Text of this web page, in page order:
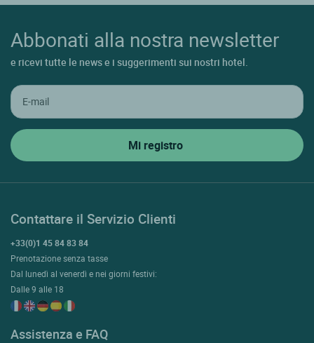
Abbonati alla nostra newsletter
e ricevi tutte le news e i suggerimenti sui nostri hotel.
Contattare il Servizio Clienti
+33(0)1 45 84 83 84
Prenotazione senza tasse
Dal lunedì al venerdì e nei giorni festivi:
Dalle 9 alle 18
Assistenza e FAQ